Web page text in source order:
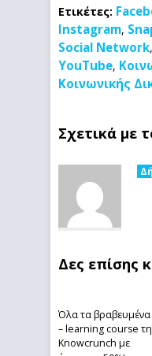
Ετικέτες:
Instagram,
Social Network,
YouTube,
Κοινωνικής
Σχετικά με
Δες επίσης
Όλα τα βραβευμένα
– learning course
Knowcrunch με